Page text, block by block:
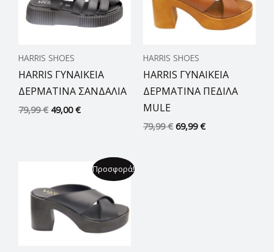
HARRIS SHOES
HARRIS ΓΥΝΑΙΚΕΙΑ
ΔΕΡΜΑΤΙΝΑ ΣΑΝΔΑΛΙΑ
79,99€ 49,00€
49,00 €.
HARRIS SHOES
HARRIS ΓΥΝΑΙΚΕΙΑ
ΔΕΡΜΑΤΙΝΑ ΠΕΔΙΛΑ
MULE
79,99€ 69,99€
69,99 €.
Προσφορά!
was:
79,99 €.
τρέχουσα
τιμή
είναι:
69,99 €.